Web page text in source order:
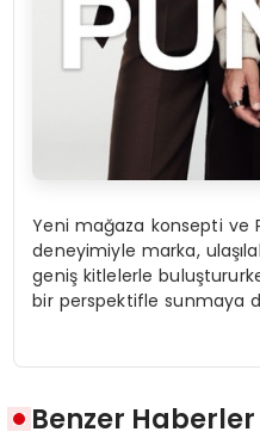
Yeni mağaza konsepti ve
deneyimiyle marka,
geniş kitlelerle
bir perspektifle sunmaya
Benzer Haberler